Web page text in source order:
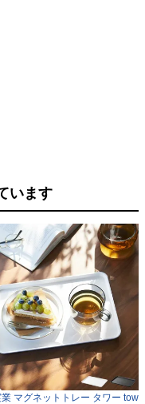
います
業 マグネットトレー タワー tow